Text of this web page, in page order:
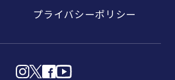
プライバシーポリシー